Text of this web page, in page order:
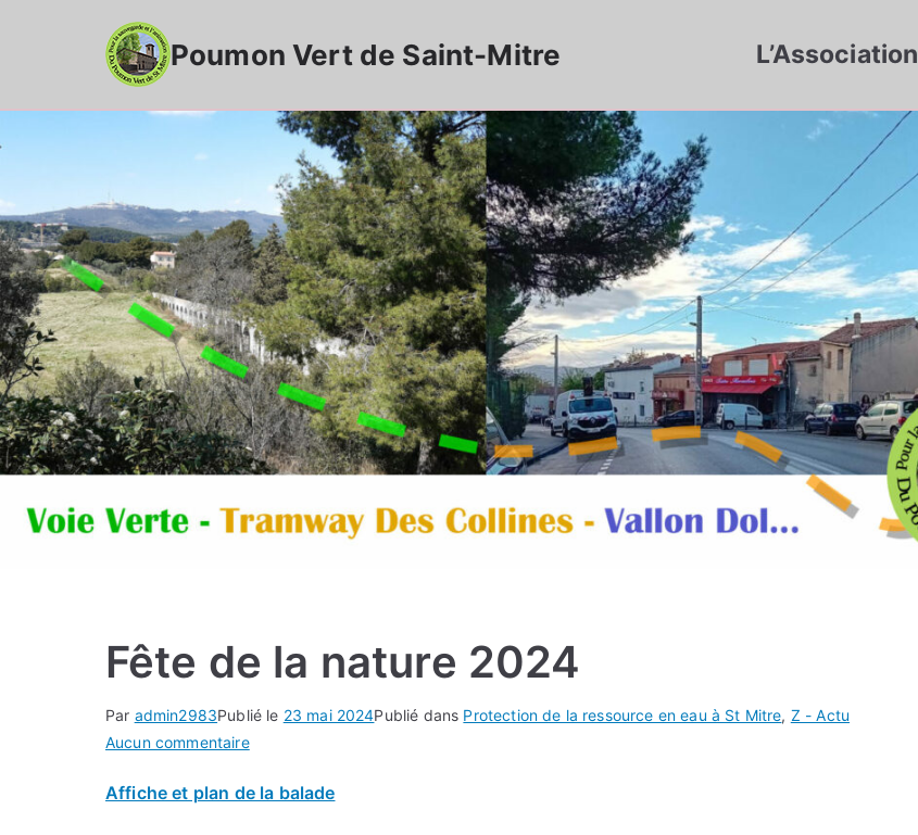
Poumon Vert de Saint-Mitre L’Association
Fête de la nature 2024
Par admin2983Publié le 23 mai 2024Publié dans Protection de la ressource en eau à St Mitre, Z - Actu
Aucun commentairesur
de
Affiche et plan de la balade